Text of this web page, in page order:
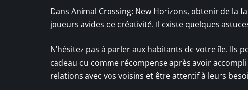
Dans Animal Crossing: New Horizons, obtenir de la
joueurs avides de créativité. Il existe quelques
N’hésitez pas à parler aux habitants de votre île. Ils
cadeau ou comme récompense après avoir
relations avec vos voisins et être attentif à leurs